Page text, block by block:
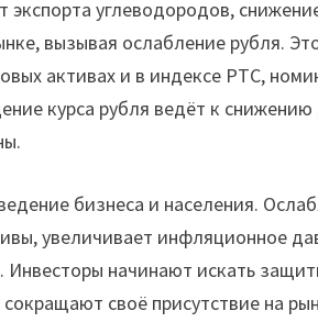
экспорта углеводородов,
вызывая ослабление рубля.
активах и в индексе РТС,
курса рубля ведёт к
бизнеса и населения.
увеличивает инфляционное
начинают искать
своё присутствие на